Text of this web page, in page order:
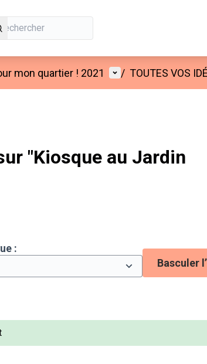
mon quartier ! 2021 Menu utilisateur
/ TOUTES VOS
"Kiosque au Jardin
:
Basculer